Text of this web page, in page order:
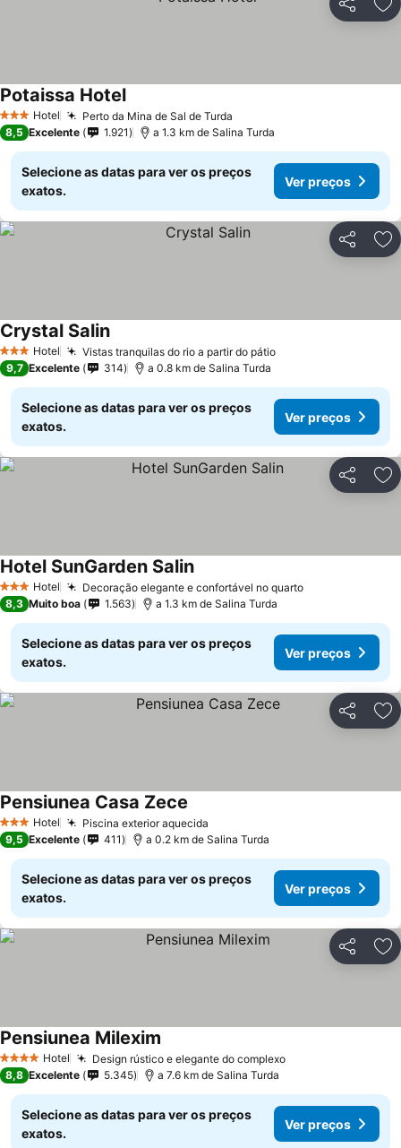
Partilhar
3 EstrelasHotel Perto da Mina de Sal de Turda
Potaissa Hotel
8,5 Excelente 1.921 a 1.3 km de Salina Turda
Selecione as datas para ver os preços
exatos.
Ver preços
Partilhar
3 EstrelasHotel Vistas tranquilas do rio a partir do pátio
Crystal Salin
9,7 Excelente 314 a 0.8 km de Salina Turda
Selecione as datas para ver os preços
exatos.
Ver preços
Partilhar
3 EstrelasHotel Decoração elegante e confortável no quarto
Hotel SunGarden Salin
8,3 Muito boa 1.563 a 1.3 km de Salina Turda
Selecione as datas para ver os preços
exatos.
Ver preços
Partilhar
3 EstrelasHotel Piscina exterior aquecida
Pensiunea Casa Zece
9,5 Excelente 411 a 0.2 km de Salina Turda
Selecione as datas para ver os preços
exatos.
Ver preços
Partilhar
4 EstrelasHotel Design rústico e elegante do complexo
Pensiunea Milexim
8,8 Excelente 5.345 a 7.6 km de Salina Turda
Selecione as datas para ver os preços
exatos.
Ver preços